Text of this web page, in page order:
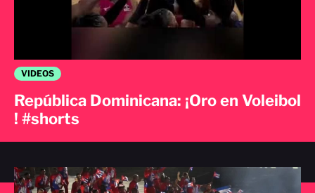
VIDEOS
República Dominicana: ¡Oro en Voleibol
! #shorts